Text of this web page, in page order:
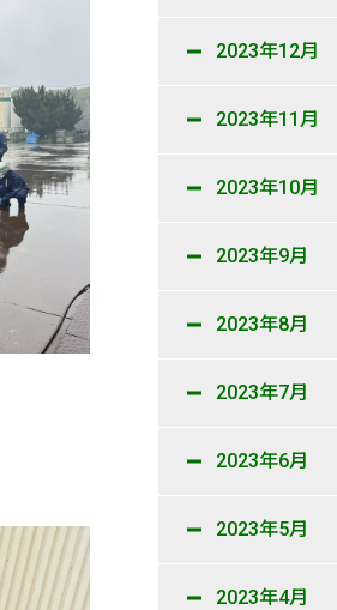
2023年12月
2023年11月
2023年10月
2023年9月
2023年8月
2023年7月
2023年6月
2023年5月
2023年4月